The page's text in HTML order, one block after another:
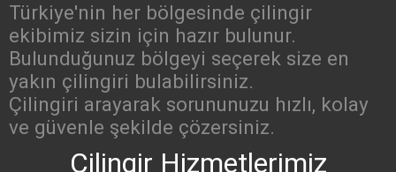
Türkiye'nin her bölgesinde çilingir
ekibimiz sizin için hazır bulunur.
Bulunduğunuz bölgeyi seçerek size en
yakın çilingiri bulabilirsiniz.
Çilingiri arayarak sorununuzu hızlı, kolay
ve güvenle şekilde çözersiniz.
Çilingir Hizmetlerimiz